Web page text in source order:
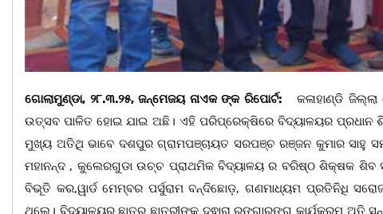
ଗୋଲାମୁଣ୍ଡା, ୨୮.୩.୨୫, ଜନ୍ମେଜୟ ନାଏକ ଙ୍କ ରିପୋର୍ଟ:କଳାହାଣ୍ଡି ଜିଲ୍ଲା
ଉତ୍ସବ ପାଳିତ ହୋଇ ଯାଇ ଅଛି। ଏହି ପରିପ୍ରେକ୍ଷିରେ ବିଦ୍ୟାଳୟର
ମୁଖ୍ୟ ଅତିଥି ଭାବେ ଦଶପୁର ଗ୍ରାମପଞ୍ଚାୟତ ସରପଞ୍ଚ ରଞ୍ଜନ କୁମାର ସାହୁ
ମହାନନ୍ଦ , କୁଲେରଗୁଡା ଉଚ୍ଚ ପ୍ରାଥମିକ ବିଦ୍ୟାଳୟ ର ବରିଷ୍ଠ ଶିକ୍ଷକ ଶିବ
ବିଭୂତି କର,ୱାର୍ଡ ମେମ୍ବର ପର୍ସୁରାମ ବନ୍ଦିଛୋଡ଼, ଗଣମାଧ୍ୟମ ପ୍ରତିନିଧି
ଥିଲେ। ବିଦ୍ୟାଳୟର ଛାତ୍ର ଛାତ୍ରୀଙ୍କ ଦ୍ଵାରା ରଙ୍ଗାରଙ୍ଗ କାର୍ଯକ୍ରମ ଅତି